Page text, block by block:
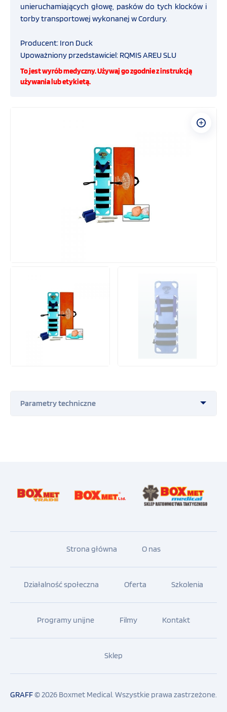
Opatrunki hemostatyczne CELOX
Inhalator tlenowy
Transport i ewakuacja
Systemy stabilizujące i i unieruchamiające
Systemy ochrony biologicznej
Ubranie ratownika medycznego
Plecak ratownika medycznego
Opatrunki na oparzenia Water Jel
Szkoła i sport
Drobny sprzęt medyczny
unieruchamiających głowę, pasków do tych klocków i
torby transportowej wykonanej w Cordury.
Producent: Iron Duck
Upoważniony przedstawiciel: RQMIS AREU SLU
To jest wyrób medyczny. Używaj go zgodnie z instrukcją
używania lub etykietą.
promieni X
Strona główna O nas
Działalność społeczna Oferta Szkolenia
Programy unijne Filmy Kontakt
Sklep
GRAFF© 2026 Boxmet Medical. Wszystkie prawa zastrzeżone.